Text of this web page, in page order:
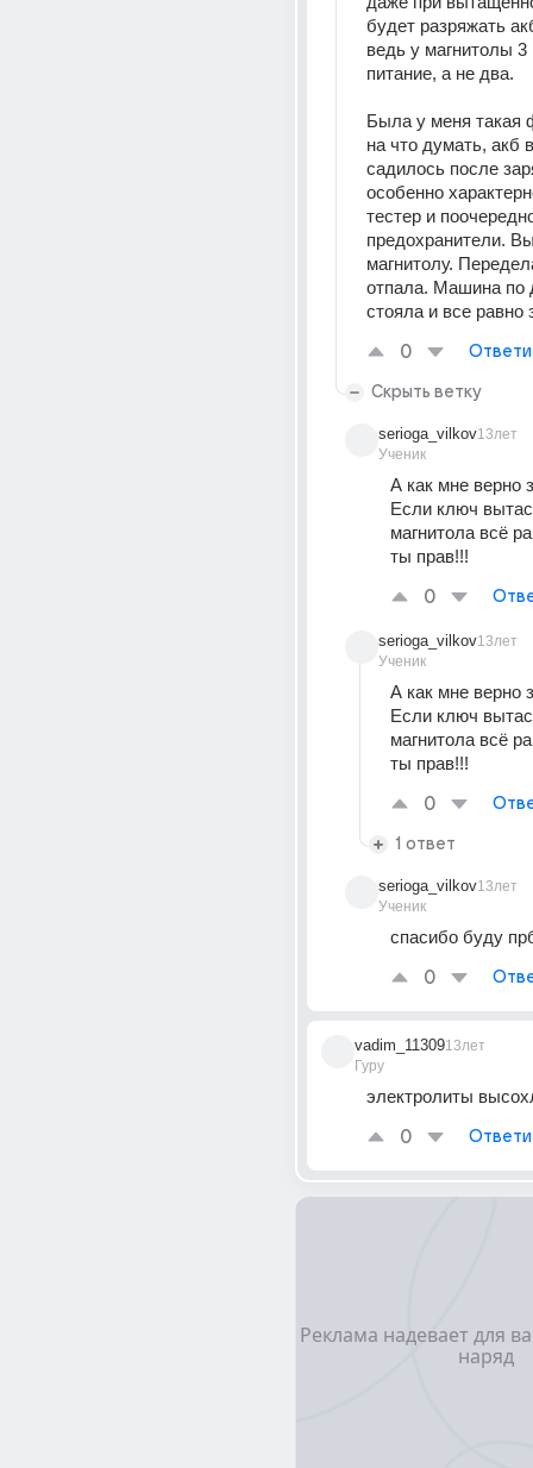
будет разряжать
ведь у магнитолы
питание, а не два.
Была у меня такая
на что думать, акб
садилось после
особенно
тестер и
предохранители.
магнитолу.
отпала. Машина по
стояла и все равно
0
Скрыть ветку
serioga_vilkov
Ученик
13лет
А как мне верно
Если ключ
магнитола всё
ты прав!!!
0
serioga_vilkov
Ученик
13лет
А как мне верно
Если ключ
магнитола всё
ты прав!!!
0
1 ответ
serioga_vilkov
Ученик
13лет
спасибо буду
0
vadim_11309
Гуру
13лет
электролиты
0